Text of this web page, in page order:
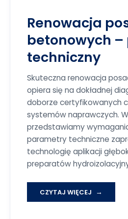
Renowacja
betonowych
techniczny
Skuteczna renowacja
opiera się na dokładnej
doborze certyfikowanych
systemów naprawczych.
przedstawiamy
parametry techniczne
technologię aplikacji
preparatów